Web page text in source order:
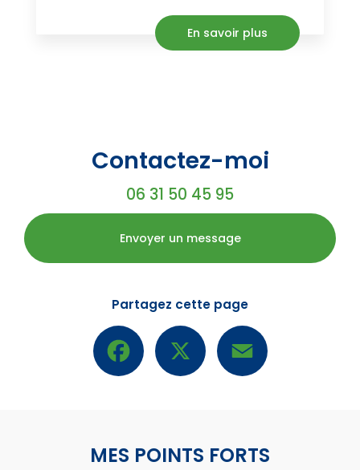
En savoir plus
Contactez-moi
06 31 50 45 95
Envoyer un message
Partagez cette page
Facebook
MES POINTS FORTS